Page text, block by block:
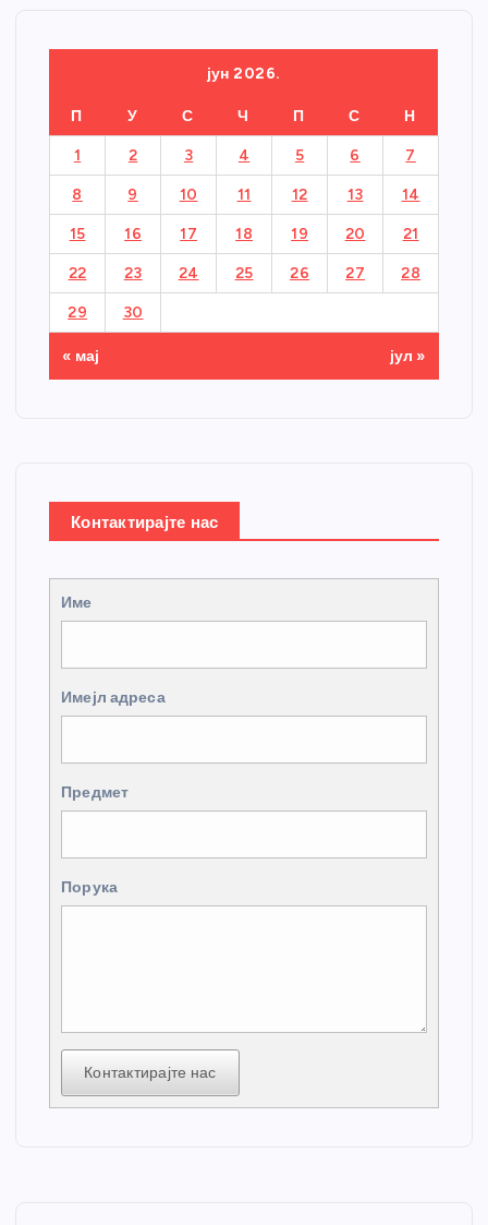
јун 2026.
П У С Ч П С Н
1 2 3 4 5 6 7
8 9 10 11 12 13 14
15 16 17 18 19 20 21
22 23 24 25 26 27 28
29 30
« мај јул »
Контактирајте нас
Име
Имејл адреса
Предмет
Порука
Контактирајте нас